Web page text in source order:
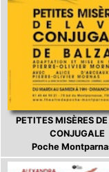
PETITES MISÈRES
CONJUGALE
Poche